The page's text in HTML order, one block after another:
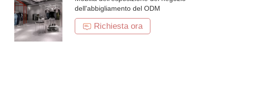
dell'abbigliamento del ODM
Richiesta ora